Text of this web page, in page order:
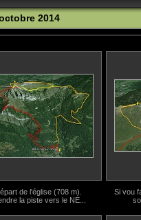
2014
de l'église (708 m).
la piste vers le NE...
Si vou